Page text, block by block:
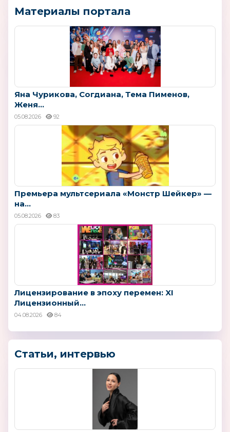
Материалы портала
Яна Чурикова, Согдиана, Тема Пименов,
Женя...
05.08.2026 92
Премьера мультсериала «Монстр Шейкер» —
на...
05.08.2026 83
Лицензирование в эпоху перемен: XI
Лицензионный...
04.08.2026 84
Статьи, интервью